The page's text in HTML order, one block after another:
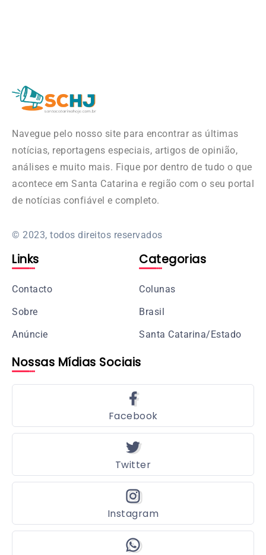
Navegue pelo nosso site para encontrar as últimas
notícias, reportagens especiais, artigos de opinião,
análises e muito mais. Fique por dentro de tudo o que
acontece em Santa Catarina e região com o seu portal
de notícias confiável e completo.
© 2023, todos direitos reservados
Links
Contacto
Sobre
Anúncie
Categorias
Colunas
Brasil
Santa Catarina/Estado
Nossas Mídias Sociais
Facebook
Twitter
Instagram